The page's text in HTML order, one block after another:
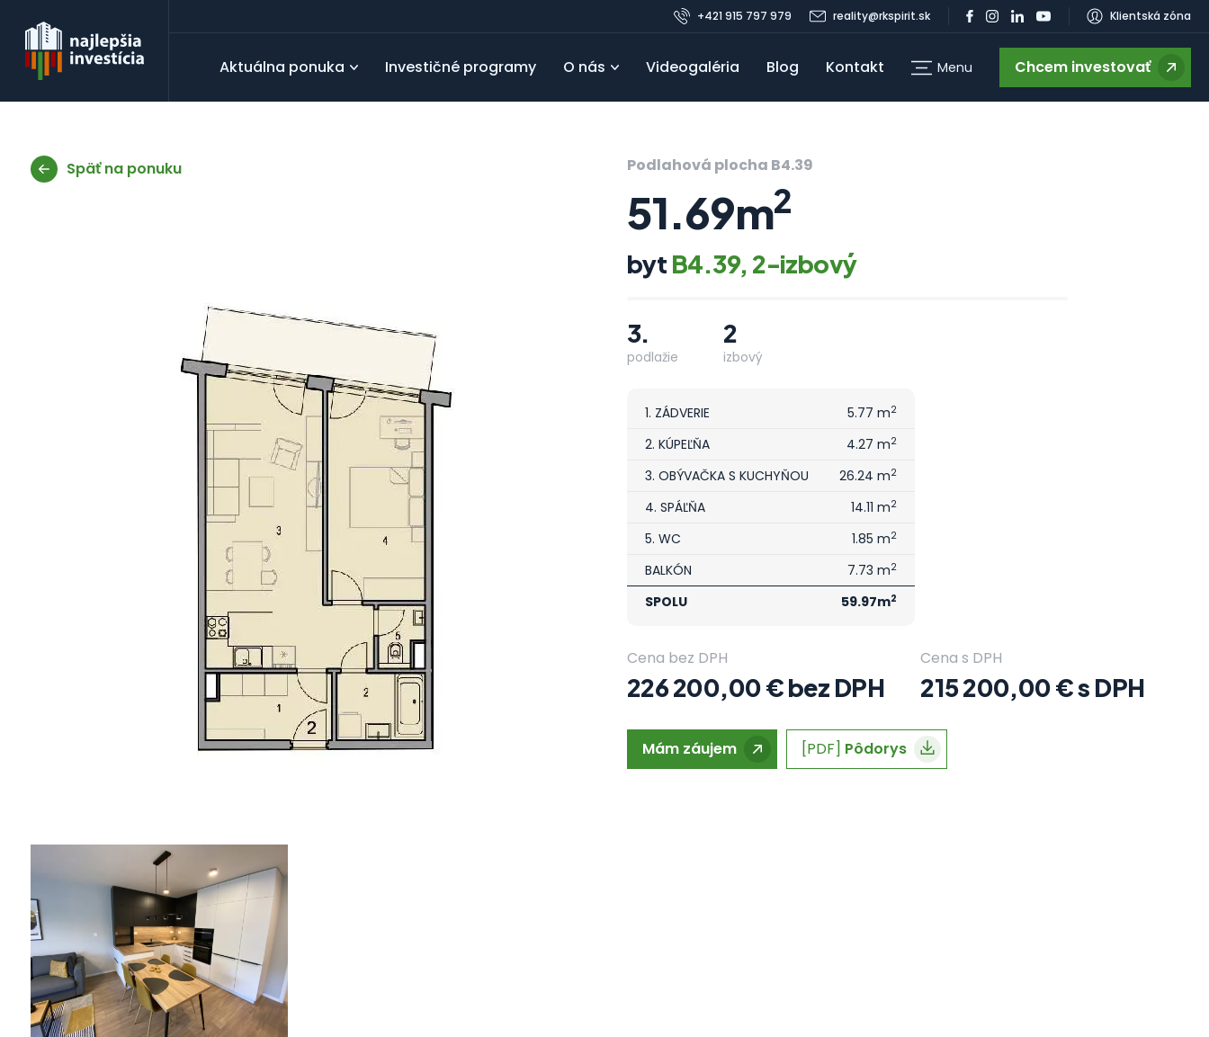
+421 915 797 979 reality@rkspirit.sk Klientská zóna
Aktuálna ponuka Investičné programy O nás Videogaléria Blog Kontakt Menu Chcem investovať
Späť na ponuku Podlahová plocha B4.39
51.69m2
byt B4.39, 2-izbový
3.
podlažie
2
izbový
1. ZÁDVERIE 5.77 m2
2. KÚPEĽŇA 4.27 m2
3. OBÝVAČKA S KUCHYŇOU 26.24 m2
4. SPÁĽŇA 14.11 m2
5. WC 1.85 m2
BALKÓN 7.73 m2
SPOLU 59.97m2
Cena bez DPH
226 200,00 € bez DPH
Cena s DPH
215 200,00 € s DPH
Mám záujem [PDF] Pôdorys